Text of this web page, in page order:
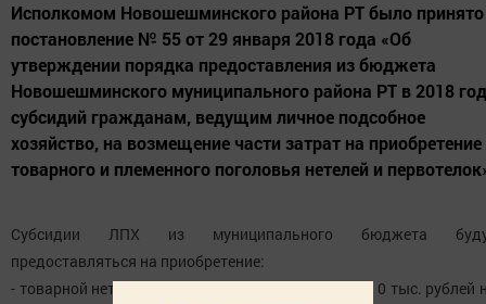
Исполкомом Новошешминского района РТ было принято
постановление № 55 от 29 января 2018 года «Об
утверждении порядка предоставления из бюджета
Новошешминского муниципального района РТ в 2018
субсидий гражданам, ведущим личное подсобное
хозяйство, на возмещение части затрат на приобретение
товарного и племенного поголовья нетелей и
Субсидии ЛПХ из муниципального бюджета
предоставляться на приобретение:
- товарной нетели и (или) первотелки - в сумме 20, 0 тыс. рублей